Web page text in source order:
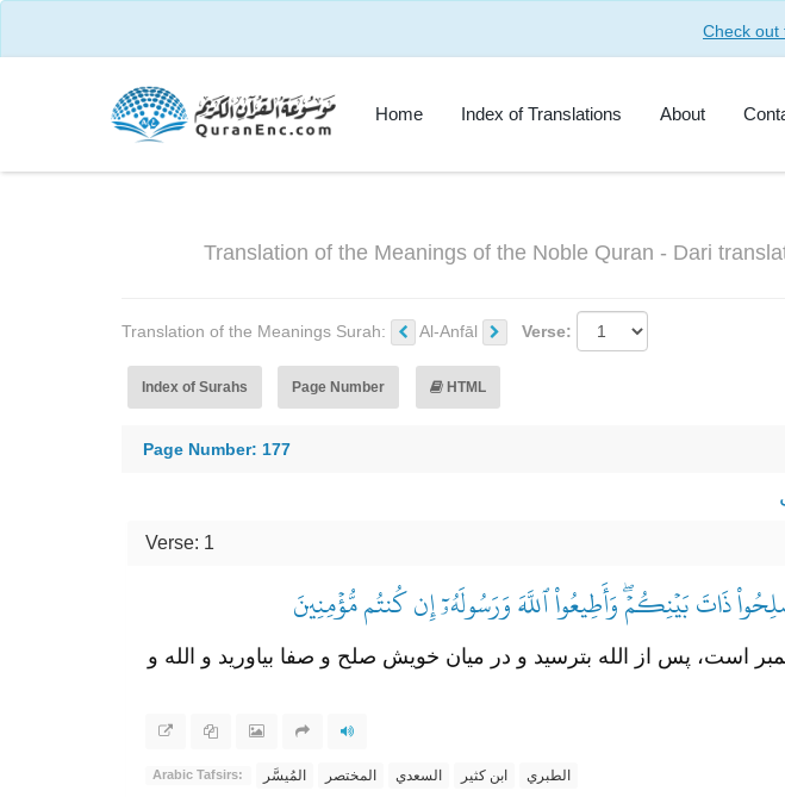
Check out
Home Index of Translations About
Translation of the Meanings of the Noble Quran - Dari
Translation of the Meanings Surah: Al-Anfāl Verse:
Index of Surahs Page Number HTML
Page Number: 177
Verse: 1
ذَاتَ بَيۡنِكُمۡۖ وَأَطِيعُواْ ٱللَّهَ وَرَسُولَهُۥٓ إِن كُنتُم مُّؤۡمِنِينَ
است، پس از الله بترسید و در میان خویش صلح و صفا بیاورید و الله و
Arabic Tafsirs: المُيسَّر المختصر السعدي ابن كثير الطبري